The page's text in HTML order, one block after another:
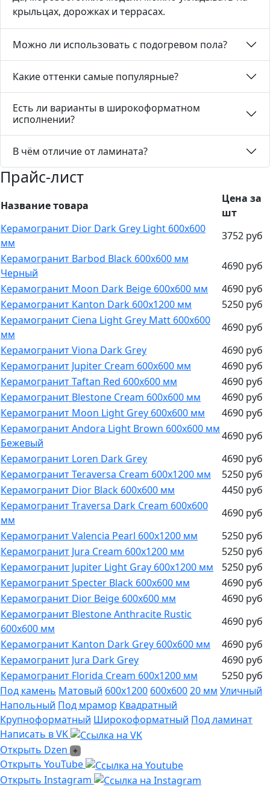
крыльцах, дорожках и террасах.
Можно ли использовать с подогревом пола?
Какие оттенки самые популярные?
Есть ли варианты в широкоформатном
исполнении?
В чём отличие от ламината?
Прайс-лист
Название товара
Цена за
шт
Керамогранит Dior Dark Grey Light 600х600
мм
3752 руб
Керамогранит Barbod Black 600х600 мм
Черный
4690 руб
Керамогранит Moon Dark Beige 600х600 мм
4690 руб
Керамогранит Kanton Dark 600х1200 мм
5250 руб
Керамогранит Ciena Light Grey Matt 600х600
мм
4690 руб
Керамогранит Viona Dark Grey
4690 руб
Керамогранит Jupiter Cream 600х600 мм
4690 руб
Керамогранит Taftan Red 600х600 мм
4690 руб
Керамогранит Blestone Cream 600х600 мм
4690 руб
Керамогранит Moon Light Grey 600х600 мм
4690 руб
Керамогранит Andora Light Brown 600х600 мм
Бежевый
4690 руб
Керамогранит Loren Dark Grey
4690 руб
Керамогранит Teraversa Cream 600х1200 мм
5250 руб
Керамогранит Dior Black 600х600 мм
4450 руб
Керамогранит Traversa Dark Cream 600х600
мм
4690 руб
Керамогранит Valencia Pearl 600х1200 мм
5250 руб
Керамогранит Jura Cream 600х1200 мм
5250 руб
Керамогранит Jupiter Light Gray 600х1200 мм
5250 руб
Керамогранит Specter Black 600х600 мм
4690 руб
Керамогранит Dior Beige 600х600 мм
4690 руб
Керамогранит Blestone Anthracite Rustic
600х600 мм
4690 руб
Керамогранит Kanton Dark Grey 600х600 мм
4690 руб
Керамогранит Jura Dark Grey
4690 руб
Керамогранит Florida Cream 600х1200 мм
5250 руб
Под камень Матовый 600х1200 600х60020 мм Уличный
Напольный Под мрамор Квадратный
Крупноформатный Широкоформатный Под ламинат
Написать в VK
Написать в VK
Открыть Dzen
Открыть Dzen
Ссылка на Youtube
Открыть YouTube
Ссылка на Instagram
Открыть Instagram